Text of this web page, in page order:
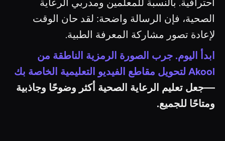
احترافية. بالنسبة للمعلمين ومدربي الرعاية
الصحية، فإن الرسالة واضحة: لقد حان الوقت
لإعادة تصور مشاركة المعرفة الطبية.
ابدأ اليوم. جرب الصورة الرمزية الناطقة من
Akool لتحويل مقاطع الفيديو التعليمية الخاصة بك
—جعل تعليم الرعاية الصحية أكثر وضوحًا وجاذبية
ومتاحًا للجميع.